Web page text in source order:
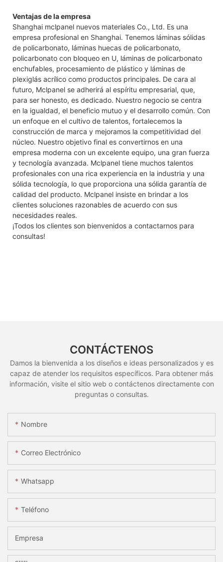
Ventajas de la empresa
Shanghai mclpanel nuevos materiales Co., Ltd. Es una
empresa profesional en Shanghai. Tenemos láminas sólidas
de policarbonato, láminas huecas de policarbonato,
policarbonato con bloqueo en U, láminas de policarbonato
enchufables, procesamiento de plástico y láminas de
plexiglás acrílico como productos principales. De cara al
futuro, Mclpanel se adherirá al espíritu empresarial, que,
para ser honesto, es dedicado. Nuestro negocio se centra
en la igualdad, el beneficio mutuo y el desarrollo común. Con
un enfoque en el cultivo de talentos, fortalecemos la
construcción de marca y mejoramos la competitividad del
núcleo. Nuestro objetivo final es convertirnos en una
empresa moderna con un excelente equipo, una gran fuerza
y tecnología avanzada. Mclpanel tiene muchos talentos
profesionales con una rica experiencia en la industria y una
sólida tecnología, lo que proporciona una sólida garantía de
calidad del producto. Mclpanel insiste en brindar a los
clientes soluciones razonables de acuerdo con sus
necesidades reales.
¡Todos los clientes son bienvenidos a contactarnos para
consultas!
CONTÁCTENOS
Damos la bienvenida a los diseños e ideas personalizados y es
capaz de atender los requisitos específicos. Para obtener más
información, visite el sitio web o contáctenos directamente con
preguntas o consultas.
Nombre
Correo Electrónico
Whatsapp
Teléfono
Empresa